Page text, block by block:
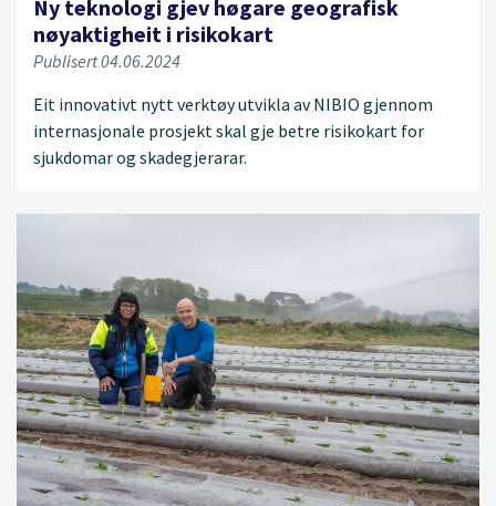
Ny teknologi gjev høgare geografisk
nøyaktigheit i risikokart
Publisert 04.06.2024
Eit innovativt nytt verktøy utvikla av NIBIO gjennom
internasjonale prosjekt skal gje betre risikokart for
sjukdomar og skadegjerarar.